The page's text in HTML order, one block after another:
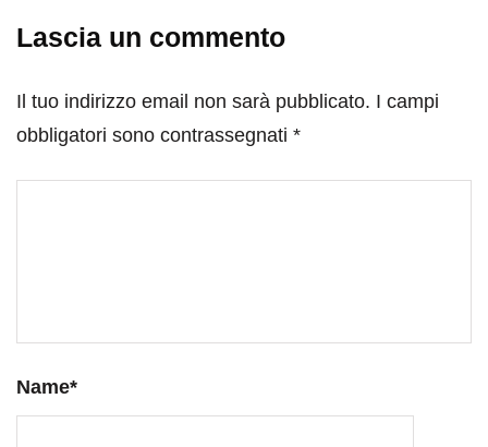
Lascia un commento
Il tuo indirizzo email non sarà pubblicato. I campi
obbligatori sono contrassegnati *
Name*